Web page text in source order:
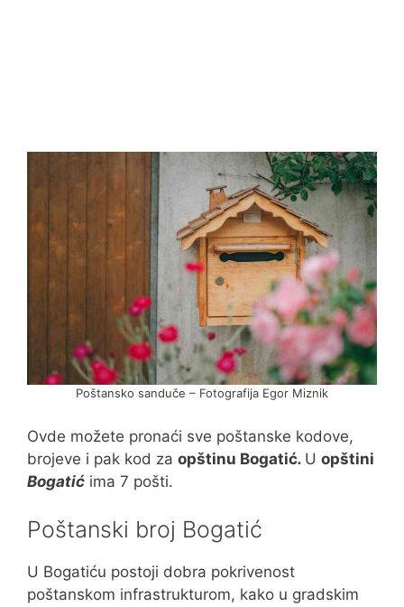
Poštansko sanduče – Fotografija Egor Miznik
Ovde možete pronaći sve poštanske kodove,
brojeve i pak kod za opštinu Bogatić. U opštini
Bogatić ima 7 pošti.
Poštanski broj Bogatić
U Bogatiću postoji dobra pokrivenost
poštanskom infrastrukturom, kako u gradskim